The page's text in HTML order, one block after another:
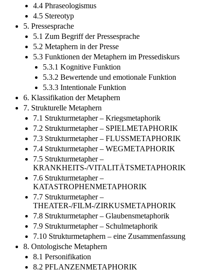
4.4 Phraseologismus
4.5 Stereotyp
5. Pressesprache
5.1 Zum Begriff der Pressesprache
5.2 Metaphern in der Presse
5.3 Funktionen der Metaphern im Pressediskurs
5.3.1 Kognitive Funktion
5.3.2 Bewertende und emotionale Funktion
5.3.3 Intentionale Funktion
6. Klassifikation der Metaphern
7. Strukturelle Metaphern
7.1 Strukturmetapher – Kriegsmetaphorik
7.2 Strukturmetapher – SPIELMETAPHORIK
7.3 Strukturmetapher – FLUSSMETAPHORIK
7.4 Strukturmetapher – WEGMETAPHORIK
7.5 Strukturmetapher –
KRANKHEITS-/VITALITÄTSMETAPHORIK
7.6 Strukturmetapher –
KATASTROPHENMETAPHORIK
7.7 Strukturmetapher –
THEATER-/FILM-/ZIRKUSMETAPHORIK
7.8 Strukturmetapher – Glaubensmetaphorik
7.9 Strukturmetapher – Schulmetaphorik
7.10 Strukturmetaphern – eine Zusammenfassung
8. Ontologische Metaphern
8.1 Personifikation
8.2 PFLANZENMETAPHORIK